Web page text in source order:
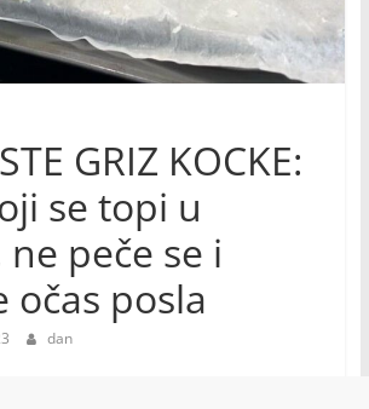
GRIZ KOCKE:
se topi u
peče se i
očas posla
dan